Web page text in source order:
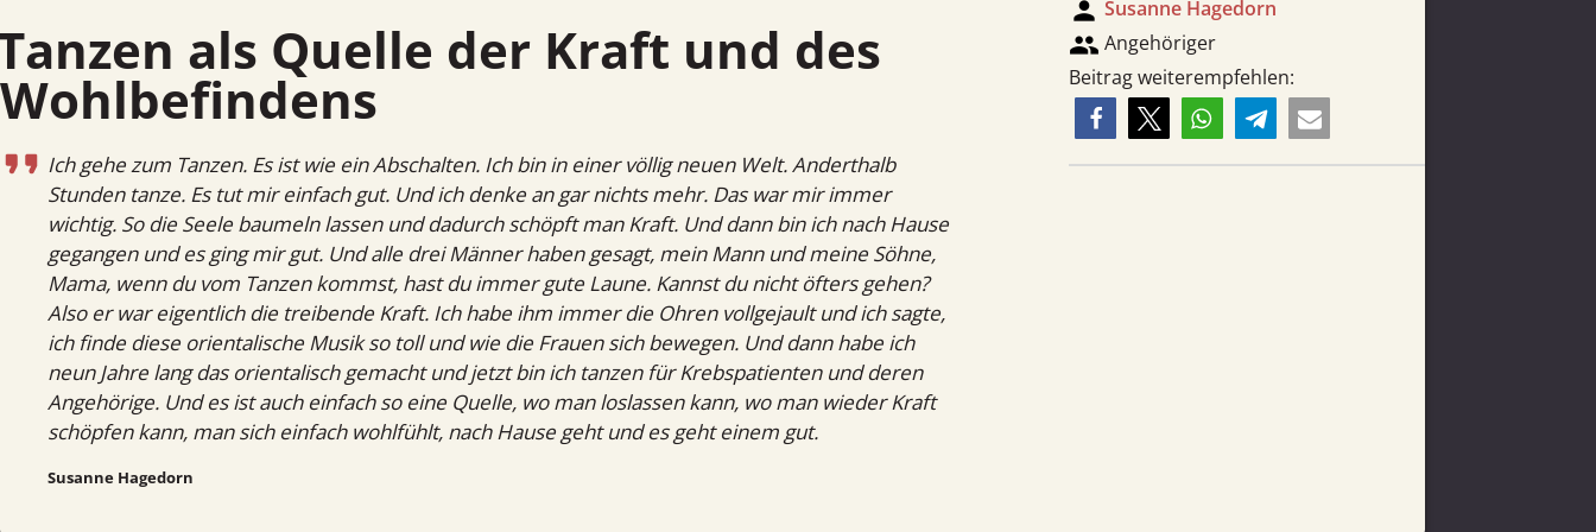
Kraft und des
Wohlbefindens
Ich gehe zum Tanzen. Es ist wie ein Abschalten. Ich bin in einer völlig neuen Welt. Anderthalb
Stunden tanze. Es tut mir einfach gut. Und ich denke an gar nichts mehr. Das war mir immer
wichtig. So die Seele baumeln lassen und dadurch schöpft man Kraft. Und dann bin ich nach Hause
gegangen und es ging mir gut. Und alle drei Männer haben gesagt, mein Mann und meine Söhne,
Mama, wenn du vom Tanzen kommst, hast du immer gute Laune. Kannst du nicht öfters gehen?
Also er war eigentlich die treibende Kraft. Ich habe ihm immer die Ohren vollgejault und ich sagte,
ich finde diese orientalische Musik so toll und wie die Frauen sich bewegen. Und dann habe ich
neun Jahre lang das orientalisch gemacht und jetzt bin ich tanzen für Krebspatienten und deren
Angehörige. Und es ist auch einfach so eine Quelle, wo man loslassen kann, wo man wieder Kraft
schöpfen kann, man sich einfach wohlfühlt, nach Hause geht und es geht einem gut.
Susanne Hagedorn
person Susanne Hagedorn
group Angehöriger
Beitrag weiterempfehlen: